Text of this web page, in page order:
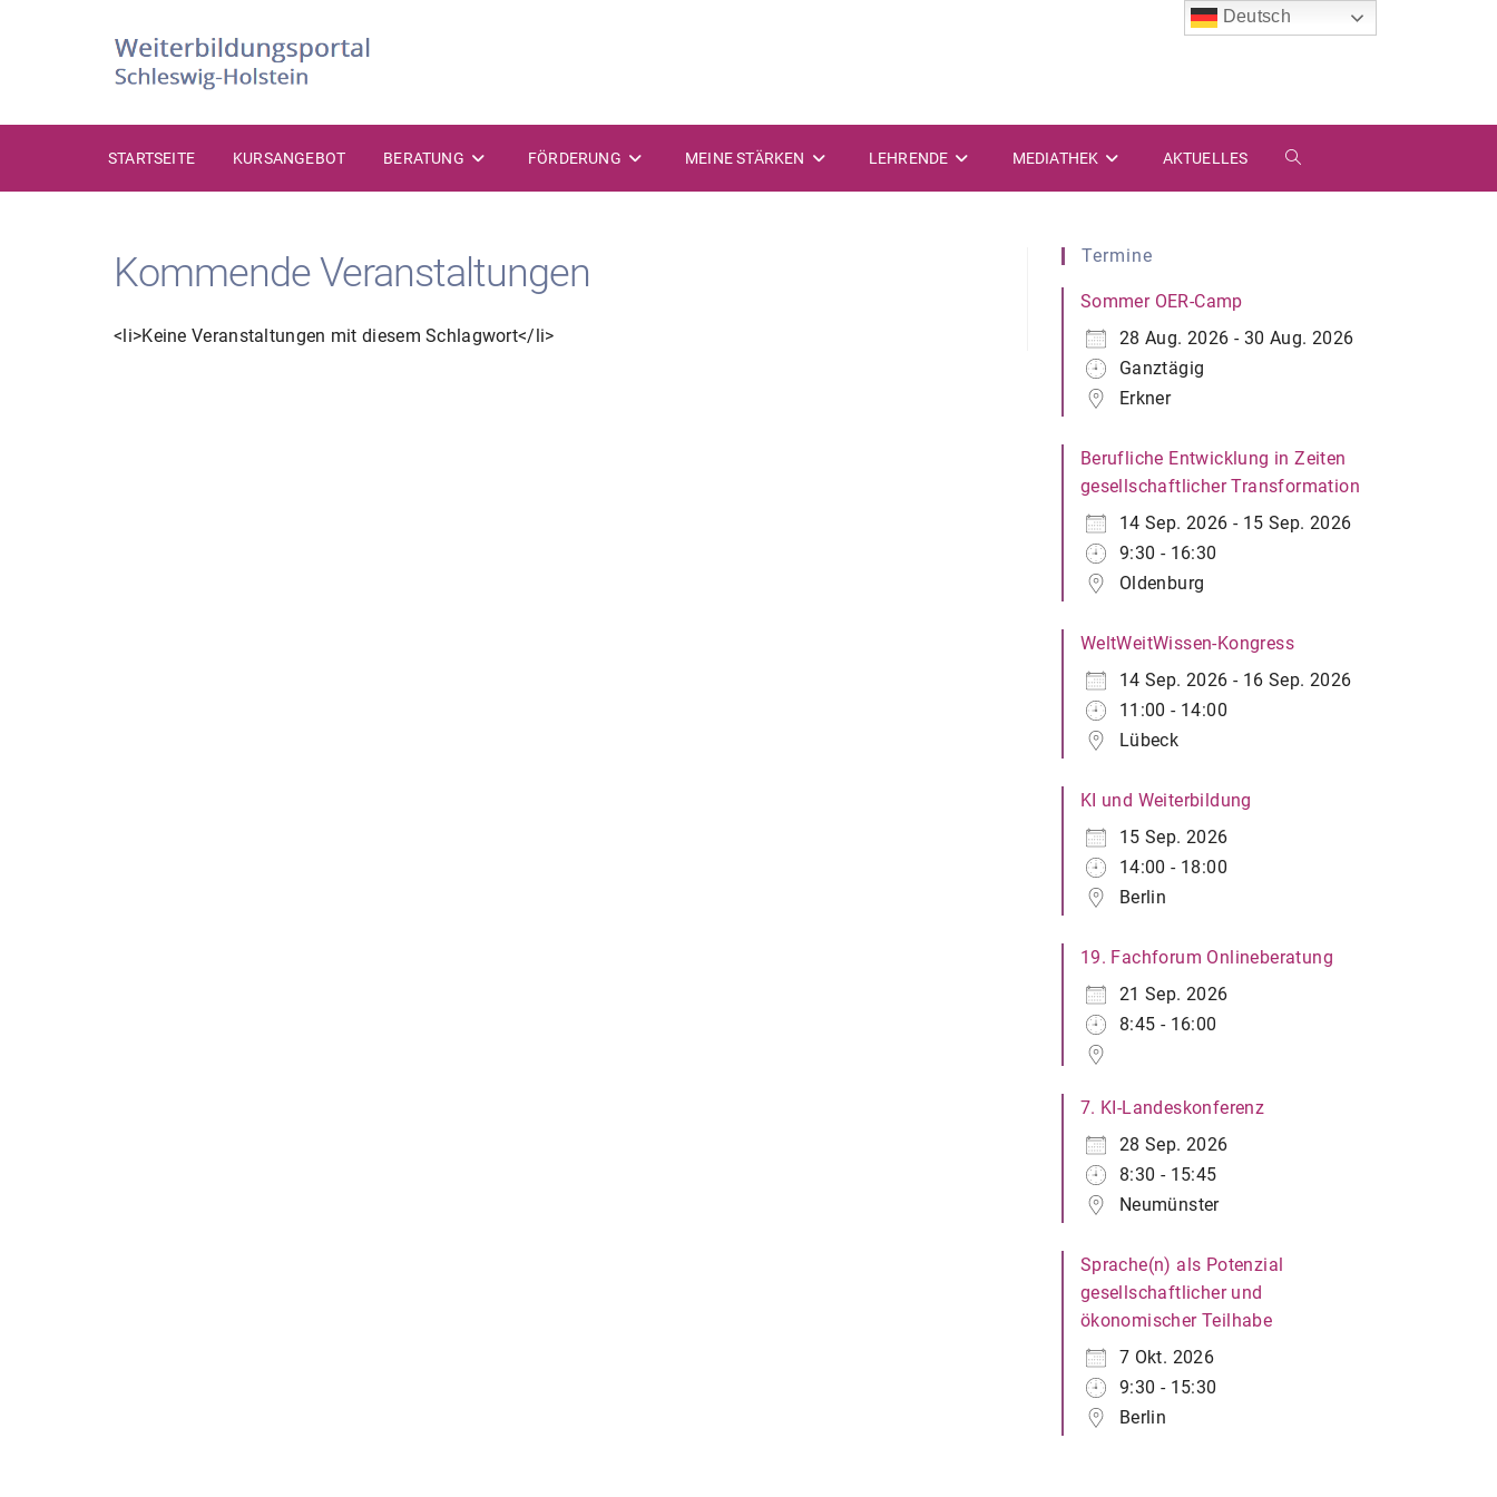
STARTSEITE KURSANGEBOT BERATUNG FÖRDERUNG MEINE STÄRKEN LEHRENDE MEDIATHEK AKTUELLES WEBSITE-
Kommende Veranstaltungen
<li>Keine Veranstaltungen mit diesem Schlagwort</li>
Termine
Sommer OER-Camp
28 Aug. 2026 - 30 Aug. 2026
Ganztägig
Erkner
Berufliche Entwicklung in Zeiten
gesellschaftlicher Transformation
14 Sep. 2026 - 15 Sep. 2026
9:30 - 16:30
Oldenburg
WeltWeitWissen-Kongress
14 Sep. 2026 - 16 Sep. 2026
11:00 - 14:00
Lübeck
KI und Weiterbildung
15 Sep. 2026
14:00 - 18:00
Berlin
19. Fachforum Onlineberatung
21 Sep. 2026
8:45 - 16:00
7. KI-Landeskonferenz
28 Sep. 2026
8:30 - 15:45
Neumünster
Sprache(n) als Potenzial
gesellschaftlicher und
ökonomischer Teilhabe
7 Okt. 2026
9:30 - 15:30
Berlin
Deutsch